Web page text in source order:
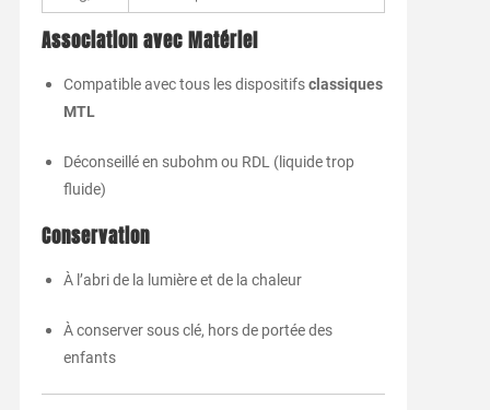
Association avec Matériel
Compatibleavectous lesdispositifsclassiques
MTL
Déconseilléen subohmou RDL (liquidetrop
fluide)
Conservation
À l’abride la lumièreet de la chaleur
Àconserver sousclé, horsde portéedes
enfants